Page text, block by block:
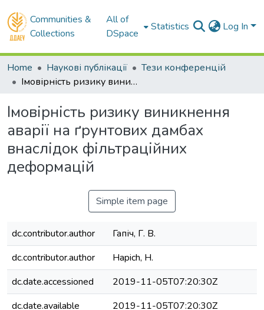
Communities &
Collections
All of
DSpace
Statistics Log In
Home Наукові публікації
Тези конференцій
Імовірність ризику виникнення аварії на ґрунтових дамбах внаслідок фільтраційних деформацій
Імовірність ризику виникнення
аварії на ґрунтових дамбах
внаслідок фільтраційних
деформацій
Simple item page
dc.contributor.author
Гапіч, Г. В.
dc.contributor.author
Hapich, H.
dc.date.accessioned
2019-11-05T07:20:30Z
dc.date.available
2019-11-05T07:20:30Z